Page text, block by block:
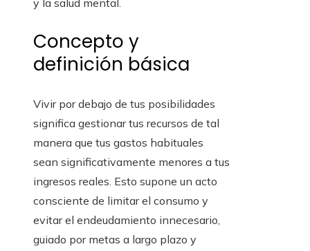
y la salud mental.
Concepto y
definición básica
Vivir por debajo de tus posibilidades
significa gestionar tus recursos de tal
manera que tus gastos habituales
sean significativamente menores a tus
ingresos reales. Esto supone un acto
consciente de limitar el consumo y
evitar el endeudamiento innecesario,
guiado por metas a largo plazo y